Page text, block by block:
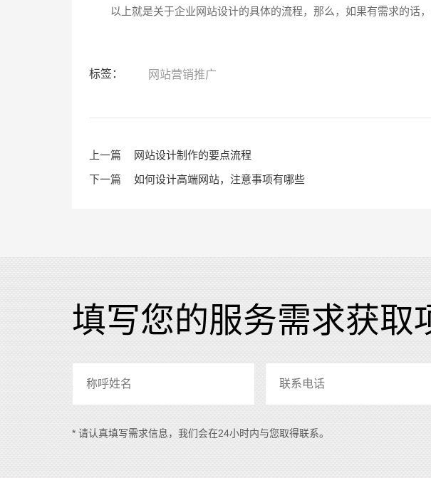
以上就是关于企业网站设计的具体的流程，那么，如果有需求的话，
标签： 网站营销推广
上一篇
网站设计制作的要点流程
下一篇
如何设计高端网站，注意事项有哪些
填写您的服务需求获取
* 请认真填写需求信息，我们会在24小时内与您取得联系。